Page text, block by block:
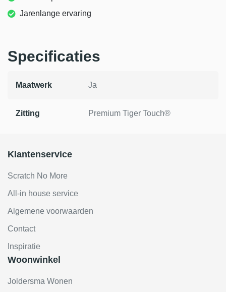
Jarenlange ervaring
Specificaties
Maatwerk Ja
Zitting Premium Tiger Touch®
Klantenservice
Scratch No More
All-in house service
Algemene voorwaarden
Contact
Inspiratie
Woonwinkel
Joldersma Wonen